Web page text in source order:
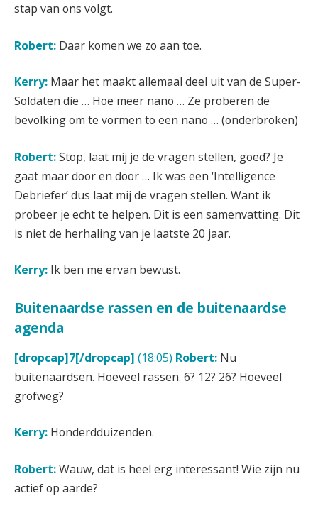
stap van ons volgt.
Robert: Daar komen we zo aan toe.
Kerry: Maar het maakt allemaal deel uit van de Super-
Soldaten die … Hoe meer nano … Ze proberen de
bevolking om te vormen to een nano … (onderbroken)
Robert:Stop, laat mij je de vragen stellen, goed? Je
gaat maar door en door … Ik was een ‘Intelligence
Debriefer’ dus laat mij de vragen stellen. Want ik
probeer je echt te helpen. Dit is een samenvatting. Dit
is niet de herhaling van je laatste 20 jaar.
Kerry: Ik ben me ervan bewust.
Buitenaardse rassen en de buitenaardse
agenda
[dropcap]7[/dropcap] (18:05) Robert: Nu
buitenaardsen. Hoeveel rassen. 6? 12? 26? Hoeveel
grofweg?
Kerry: Honderdduizenden.
Robert:Wauw, dat is heel erg interessant! Wie zijn nu
actief op aarde?